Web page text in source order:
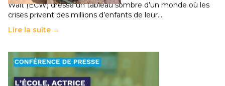
Wait (ECW) dresse un tableau sombre d’un monde où les
crises privent des millions d’enfants de leur…
Lire la suite →